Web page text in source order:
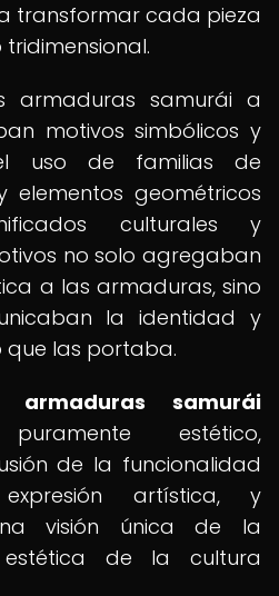
transformar cada pieza
armaduras samurái a
motivos simbólicos y
uso de familias de
elementos geométricos
culturales y
no solo agregaban
a las armaduras, sino
la identidad y
que las portaba.
samurái
estético,
de la funcionalidad
artística, y
visión única de la
de la cultura